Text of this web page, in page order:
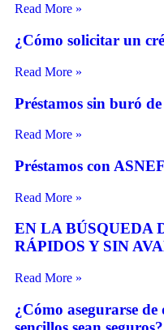
Read More »
¿Cómo solicitar un
Read More »
Préstamos sin buró
Read More »
Préstamos con ASNEF
Read More »
EN LA BÚSQUEDA
RÁPIDOS Y SIN
Read More »
¿Cómo asegurarse